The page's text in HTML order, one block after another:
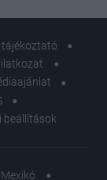
tájékoztató
beállítások
Mexikó